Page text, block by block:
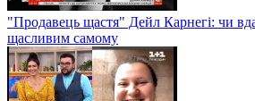
"Продавець щастя" Дейл Карнегі: чи
щасливим самому